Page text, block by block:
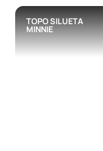
TOPO SILUETA
MINNIE